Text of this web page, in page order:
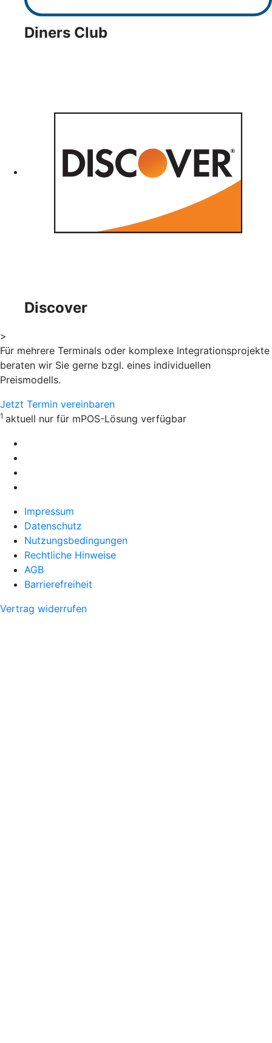
Diners Club
Discover
>
Für mehrere Terminals oder komplexe Integrationsprojekte
beraten wir Sie gerne bzgl. eines individuellen
Preismodells.
Jetzt Termin vereinbaren
1 aktuell nur für mPOS-Lösung verfügbar
Impressum
Datenschutz
Nutzungsbedingungen
Rechtliche Hinweise
AGB
Barrierefreiheit
Vertrag widerrufen